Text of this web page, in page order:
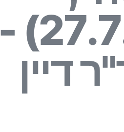
27.7.1992) -
דיין